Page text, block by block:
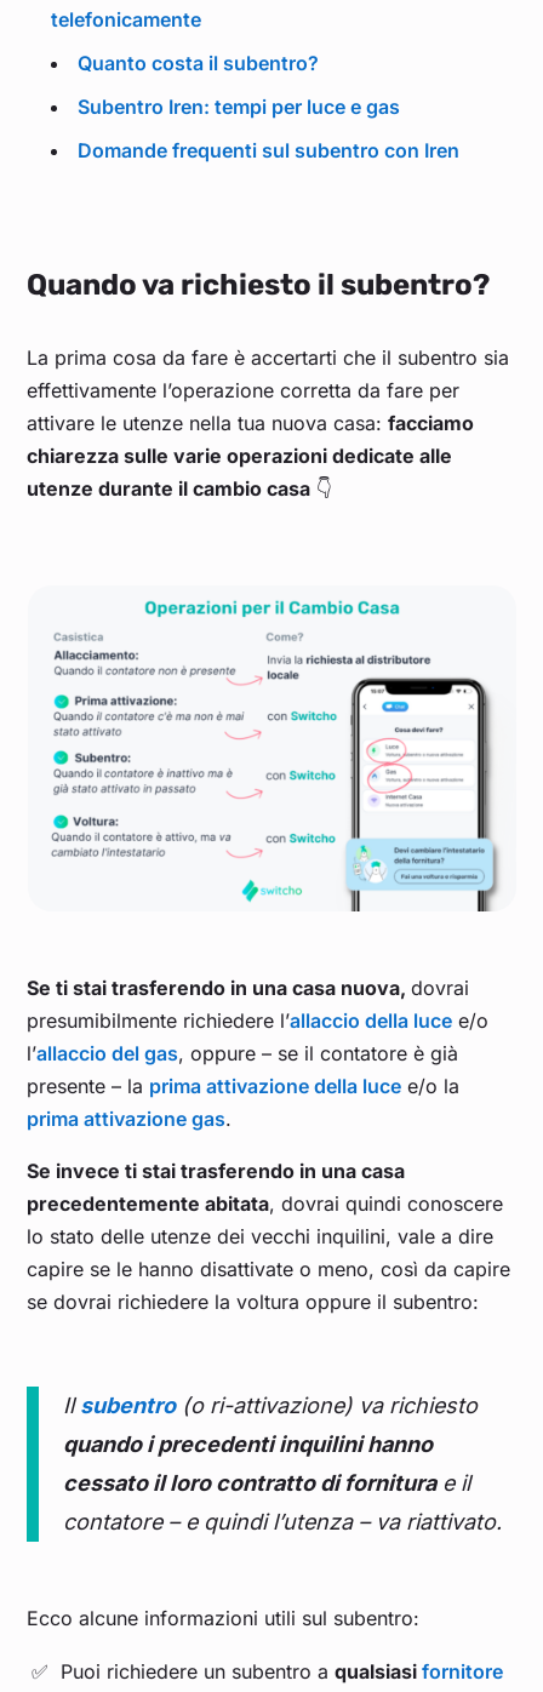
telefonicamente
Quanto costa il subentro?
Subentro Iren: tempi per luce e gas
Domande frequenti sul subentro con Iren
Quando va richiesto il subentro?
La prima cosa da fare è accertarti che il subentro sia
effettivamente l’operazione corretta da fare per
attivare le utenze nella tua nuova casa:facciamo
chiarezza sulle varie operazioni dedicate alle
utenze durante il cambio casa 👇
Se ti stai trasferendo in una casa nuova,dovrai
presumibilmente richiedere l’allaccio della luce e/o
l’allaccio del gas, oppure – se il contatore è già
presente – la prima attivazione della luce e/o la
prima attivazione gas.
Se invece ti stai trasferendo in una casa
precedentemente abitata, dovrai quindi conoscere
lo stato delle utenze dei vecchi inquilini, vale a dire
capire se le hanno disattivate o meno, così da capire
se dovrai richiedere la voltura oppure il subentro:
Ilsubentro(o ri-attivazione) va richiesto
quando i precedenti inquilini hanno
cessato il loro contratto di forniturae il
contatore – e quindi l’utenza – va riattivato.
Ecco alcune informazioni utili sul subentro:
Puoi richiedere un subentro a qualsiasi fornitore